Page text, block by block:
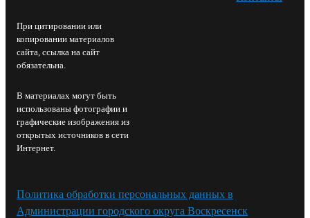
При цитировании или
копировании материалов
сайта, ссылка на сайт
обязательна.
В материалах могут быть
использованы фотографии и
графические изображения из
открытых источников в сети
Интернет.
Политика обработки персональных данных в
Администрации городского округа Воскресенск